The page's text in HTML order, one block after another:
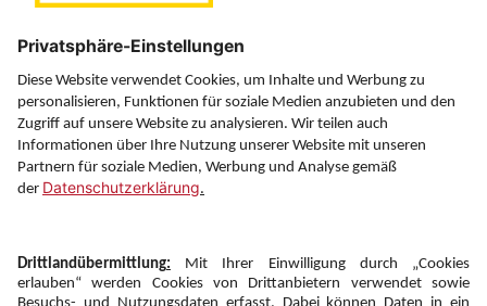
Über uns
Service
Information
Folgen Sie uns auf
Newsletter: